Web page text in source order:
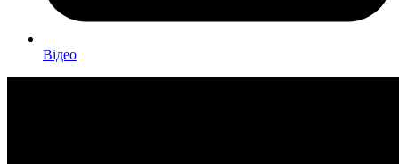
Відео